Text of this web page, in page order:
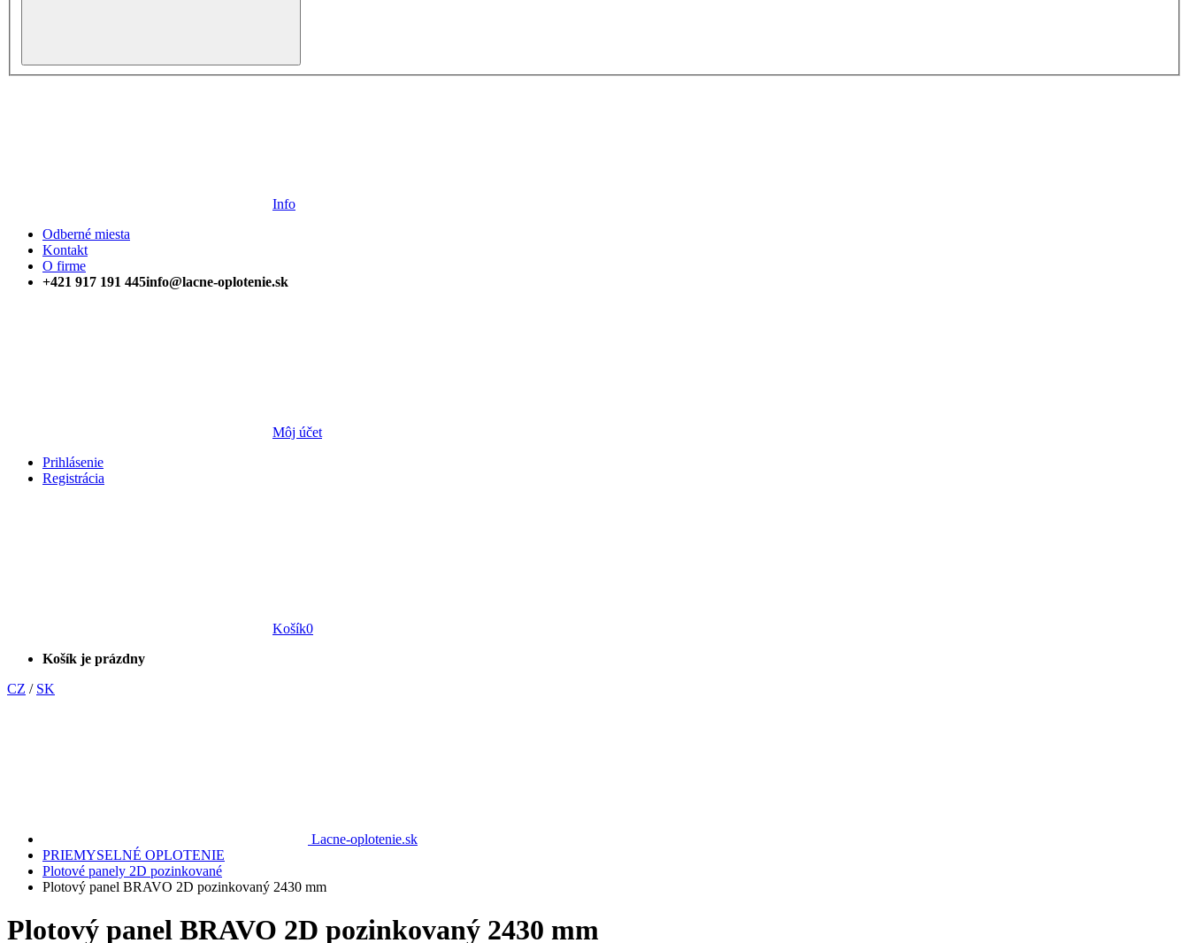
Info
Odberné miesta
Kontakt
O firme
+421 917 191 445info@lacne-oplotenie.sk
Môj účet
Prihlásenie
Registrácia
Košík0
Košík je prázdny
CZ / SK
Lacne-oplotenie.sk
PRIEMYSELNÉ OPLOTENIE
Plotové panely 2D pozinkované
Plotový panel BRAVO 2D pozinkovaný 2430 mm
Plotový panel BRAVO 2D pozinkovaný 2430 mm